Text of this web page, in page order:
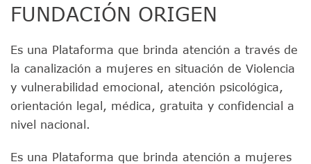
FUNDACIÓN ORIGEN
Es una Plataforma que brinda atención a través de
la canalización a mujeres en situación de Violencia
y vulnerabilidad emocional, atención psicológica,
orientación legal, médica, gratuita y confidencial a
nivel nacional.
Es una Plataforma que brinda atención a mujeres